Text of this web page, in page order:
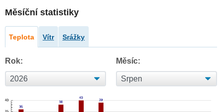
Měsíční statistiky
Teplota Vítr Srážky
Rok: Měsíc: